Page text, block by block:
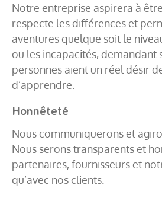
Notre entreprise aspirera à
respecte les différences et
aventures quelque soit le
ou les incapacités, demandant
personnes aient un réel désir
d’apprendre.
Honnêteté
Nous communiquerons et
Nous serons transparents et
partenaires, fournisseurs et
qu’avec nos clients.